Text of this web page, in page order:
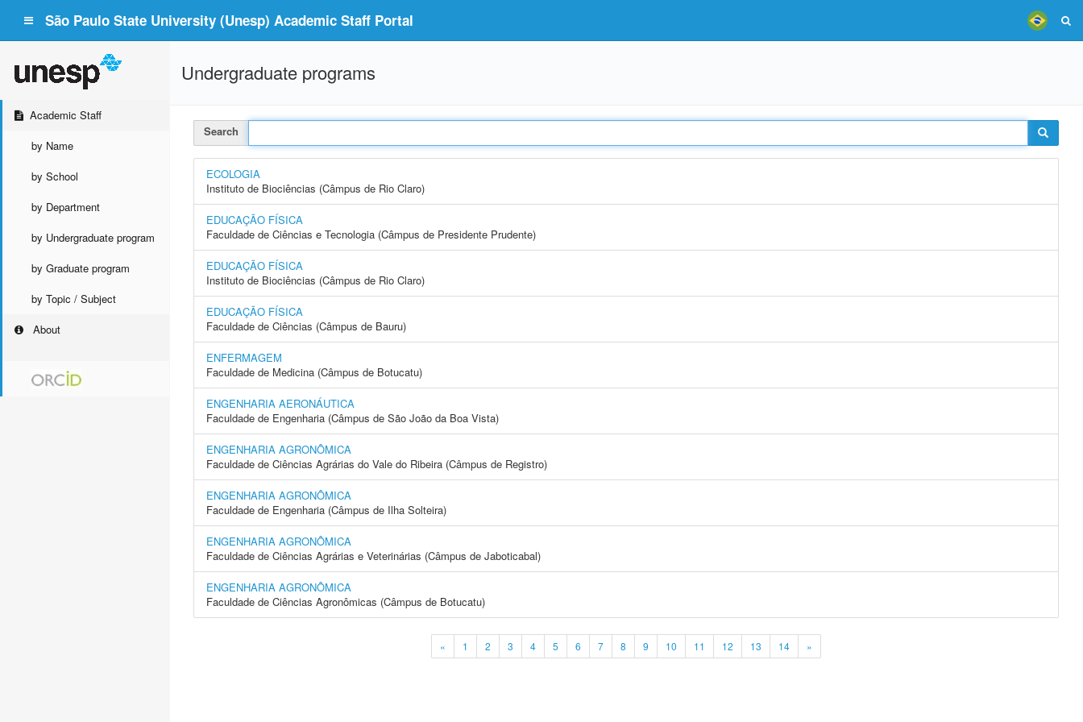
São Paulo State University (Unesp) Academic Staff Portal
Academic Staff
by Name
by School
by Department
by Undergraduate program
by Graduate program
by Topic / Subject
About
Undergraduate programs
Search
ECOLOGIA
Instituto de Biociências (Câmpus de Rio Claro)
EDUCAÇÃO FÍSICA
Faculdade de Ciências e Tecnologia (Câmpus de Presidente Prudente)
EDUCAÇÃO FÍSICA
Instituto de Biociências (Câmpus de Rio Claro)
EDUCAÇÃO FÍSICA
Faculdade de Ciências (Câmpus de Bauru)
ENFERMAGEM
Faculdade de Medicina (Câmpus de Botucatu)
ENGENHARIA AERONÁUTICA
Faculdade de Engenharia (Câmpus de São João da Boa Vista)
ENGENHARIA AGRONÔMICA
Faculdade de Ciências Agrárias do Vale do Ribeira (Câmpus de Registro)
ENGENHARIA AGRONÔMICA
Faculdade de Engenharia (Câmpus de Ilha Solteira)
ENGENHARIA AGRONÔMICA
Faculdade de Ciências Agrárias e Veterinárias (Câmpus de Jaboticabal)
ENGENHARIA AGRONÔMICA
Faculdade de Ciências Agronômicas (Câmpus de Botucatu)
« 1 2 3 4 5 6 7 8 9 10 11 12 13 14 »